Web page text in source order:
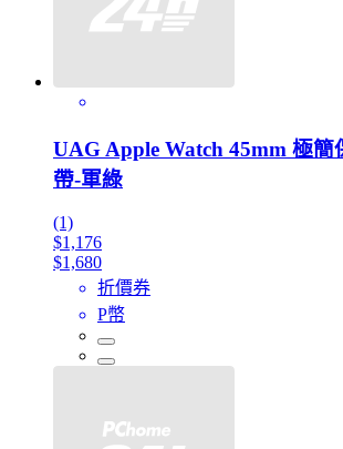
UAG Apple Watch 45mm 極簡
帶-軍綠
(1)
$1,176
$1,680
折價券
P幣